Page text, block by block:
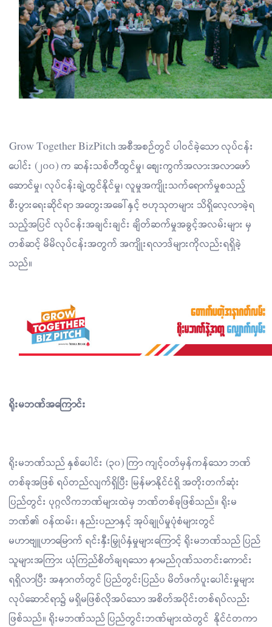
Grow Together BizPitch အစီအစဉ်တွင် ပါဝင်ခဲ့သော လုပ်ငန်း
ပေါင်း (၂၀၀) က ဆန်းသစ်တီထွင်မှု၊ စျေးကွက်အလားအလာဖော်
ဆောင်မှု၊ လုပ်ငန်းချဲ့ထွင်နိုင်မှု၊ လူမှုအကျိုးသက်ရောက်မှုစသည့်
စီးပွားရေးဆိုင်ရာ အတွေးအခေါ်နှင့် ဗဟုသုတများ သိရှိလေ့လာခဲ့ရ
သည့်အပြင် လုပ်ငန်းအချင်းချင်း ချိတ်ဆက်မှုအခွင့်အလမ်းများ မှ
တစ်ဆင့် မိမိလုပ်ငန်းအတွက် အကျိုးရလာဒ်များကိုလည်းရရှိခဲ့
သည်။
ရိုးမဘဏ်အကြောင်း
ရိုးမဘဏ်သည် နှစ်ပေါင်း (၃၀) ကြာ ကျင့်ဝတ်မှန်ကန်သော ဘဏ်
တစ်ခုအဖြစ် ရပ်တည်လျက်ရှိပြီး မြန်မာနိုင်ငံရှိ အတိုးတက်ဆုံး
ပြည်တွင်း ပုဂ္ဂလိကဘဏ်များထဲမှ ဘဏ်တစ်ခုဖြစ်သည်။ ရိုးမ
ဘဏ်၏ ဝန်ထမ်း၊ နည်းပညာနှင့် အုပ်ချုပ်မှုပုံစံများတွင်
မဟာဗျူဟာမြောက် ရင်းနှီးမြှုပ်နှံမှုများကြောင့် ရိုးမဘဏ်သည် ပြည်
သူများအကြား ယုံကြည်စိတ်ချရသော နာမည်ဂုဏ်သတင်းကောင်း
ရရှိလာပြီး အနာဂတ်တွင် ပြည်တွင်းပြည်ပ မိတ်ဖက်ပူးပေါင်းမှုများ
လုပ်ဆောင်ရာ၌ မရှိမဖြစ်လိုအပ်သော အစိတ်အပိုင်းတစ်ရပ်လည်း
ဖြစ်သည်။ ရိုးမဘဏ်သည် ပြည်တွင်းဘဏ်များထဲတွင် နိုင်ငံတကာ